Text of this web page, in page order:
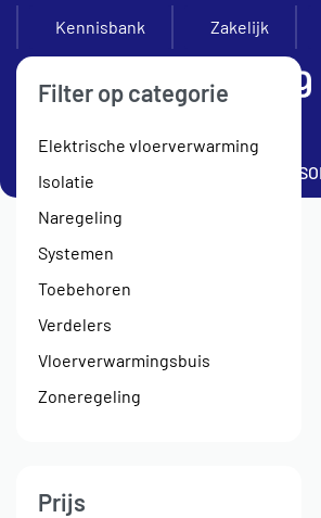
Kennisbank Zakelijk
SETS
Filter op categorie
Elektrische vloerverwarming
Isolatie
Naregeling
Systemen
Toebehoren
Verdelers
Vloerverwarmingsbuis
Zoneregeling
Prijs